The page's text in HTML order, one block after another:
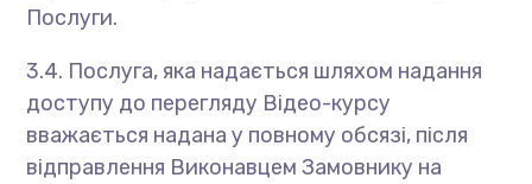
Послуги.
3.4. Послуга, яка надається шляхом надання
доступу до перегляду Відео-курсу
вважається надана у повному обсязі, після
відправлення Виконавцем Замовнику на